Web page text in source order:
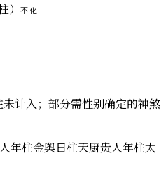
不化
计入；部分需性别确定的神煞
年柱金舆日柱天厨贵人年柱太